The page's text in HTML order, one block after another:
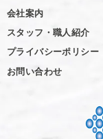
会社案内
スタッフ・職人紹介
プライバシーポリシー
お問い合わせ